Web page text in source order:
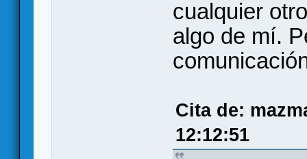
cualquier
algo de mí.
Cita de:
12:12:51